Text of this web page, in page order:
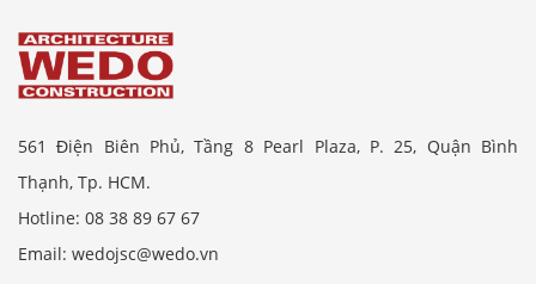
561 Điện Biên Phủ, Tầng 8 Pearl Plaza, P. 25, Quận Bình
Thạnh, Tp. HCM.
Hotline: 08 38 89 67 67
Email: wedojsc@wedo.vn